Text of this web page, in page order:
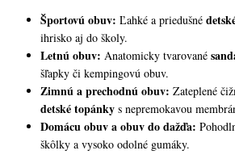
Športovú obuv: Ľahké a priedušné
ihrisko aj do školy.
Letnú obuv: Anatomicky tvarované
šľapky či kempingovú obuv.
Zimnú a prechodnú obuv: Zateplené
detské topánky s nepremokavou
Domácu obuv a obuv do dažďa:
škôlky a vysoko odolné gumáky.